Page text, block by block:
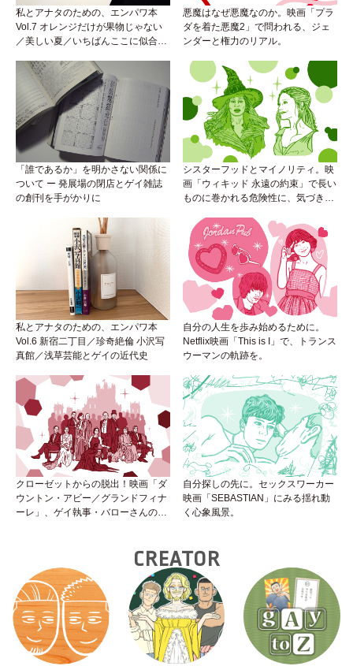
私とアナタのための、エンパワ本
Vol.7 オレンジだけが果物じゃない
／美しい夏／いちばんここに似合う
悪魔はなぜ悪魔なのか。映画「プラ
ダを着た悪魔2」で問われる、ジェ
ンダーと権力のリアル。
「誰であるか」を明かさない関係に
ついて ー 発展場の閉店とゲイ雑誌
の創刊を手がかりに
シスターフッドとマイノリティ。映
画「ウィキッド 永遠の約束」で長い
ものに巻かれる危険性に、気づき
私とアナタのための、エンパワ本
Vol.6 新宿二丁目／珍奇絶倫 小沢写
真館／浅草芸能とゲイの近代史
自分の人生を歩み始めるために。
Netflix映画「This is I」で、トランス
ウーマンの軌跡を。
クローゼットからの脱出！映画「ダ
ウントン・アビー／グランドフィナ
ーレ」、ゲイ執事・バローさんの成
自分探しの先に。セックスワーカー
映画「SEBASTIAN」にみる揺れ動
く心象風景。
CREATOR